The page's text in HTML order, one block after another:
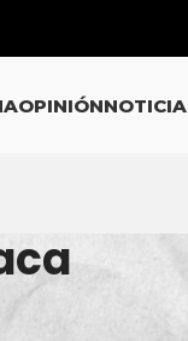
OPINIÓN